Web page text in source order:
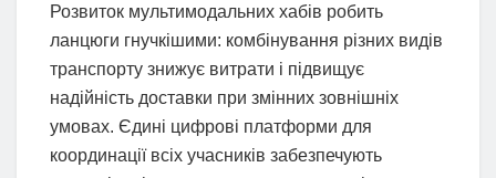
Розвиток мультимодальних хабів робить
ланцюги гнучкішими: комбінування різних видів
транспорту знижує витрати і підвищує
надійність доставки при змінних зовнішніх
умовах. Єдині цифрові платформи для
координації всіх учасників забезпечують